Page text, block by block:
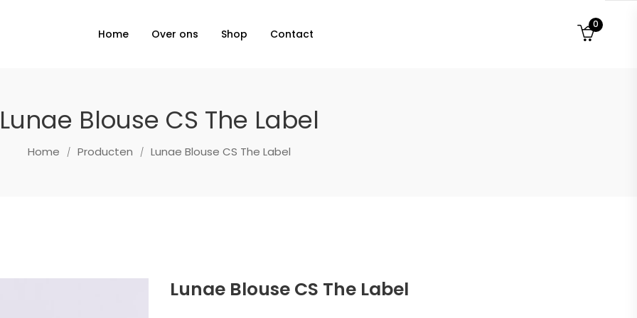
Home Over ons Shop Contact
0
Lunae Blouse CS The Label
Home Producten Lunae Blouse CS The Label
Lunae Blouse CS The Label